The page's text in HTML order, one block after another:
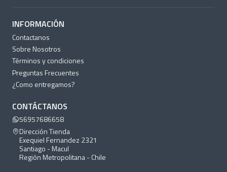
INFORMACIÓN
Contactanos
Sobre Nosotros
Términos y condiciones
Preguntas Frecuentes
¿Como entregamos?
CONTÁCTANOS
56957686658
Dirección Tienda
Exequiel Fernandez 2321
Santiago - Macul
Región Metropolitana - Chile